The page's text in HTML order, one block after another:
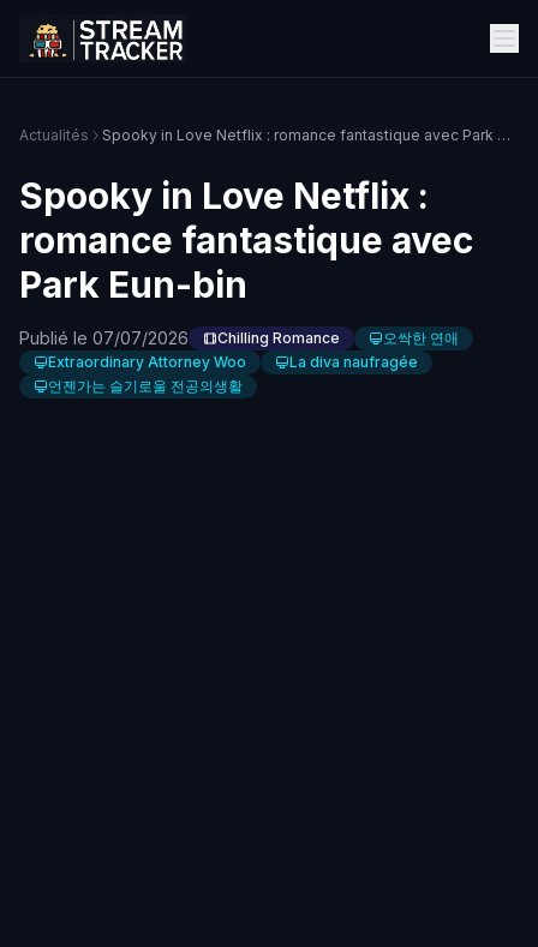
Actualités Spooky in Love Netflix : romance fantastique avec Park Eun-bin
Spooky in Love Netflix :
romance fantastique avec
Park Eun-bin
Publié le 07/07/2026 Chilling Romance
오싹한 연애
Extraordinary Attorney Woo
La diva naufragée
언젠가는 슬기로울 전공의생활